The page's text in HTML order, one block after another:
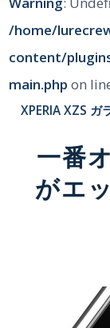
/home/
content/
main.php on
XPERIA XZS ガ
一番
がエ